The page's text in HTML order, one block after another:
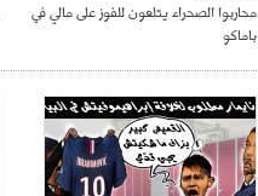
محاربوا الصحراء يتلعون للفوز على مالي في
باماكو